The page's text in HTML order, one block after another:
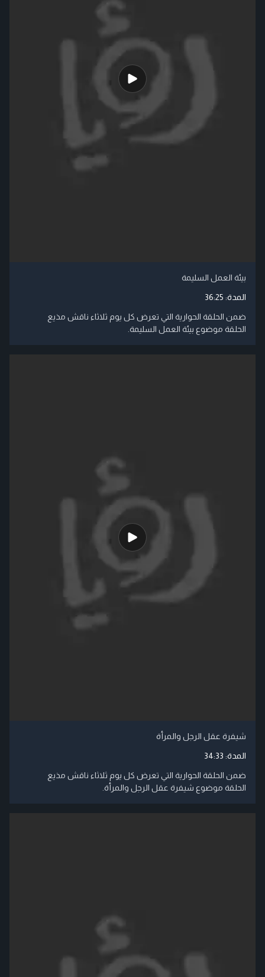
بيئة العمل السليمة
المدة: 36:25
ضمن الحلقة الحوارية التي تعرض كل يوم ثلاثاء ناقش مذيع
الحلقة موضوع بيئة العمل السليمة.
شيفرة عقل الرجل والمرأة
المدة: 34:33
ضمن الحلقة الحوارية التي تعرض كل يوم ثلاثاء ناقش مذيع
الحلقة موضوع شيفرة عقل الرجل والمرأة.